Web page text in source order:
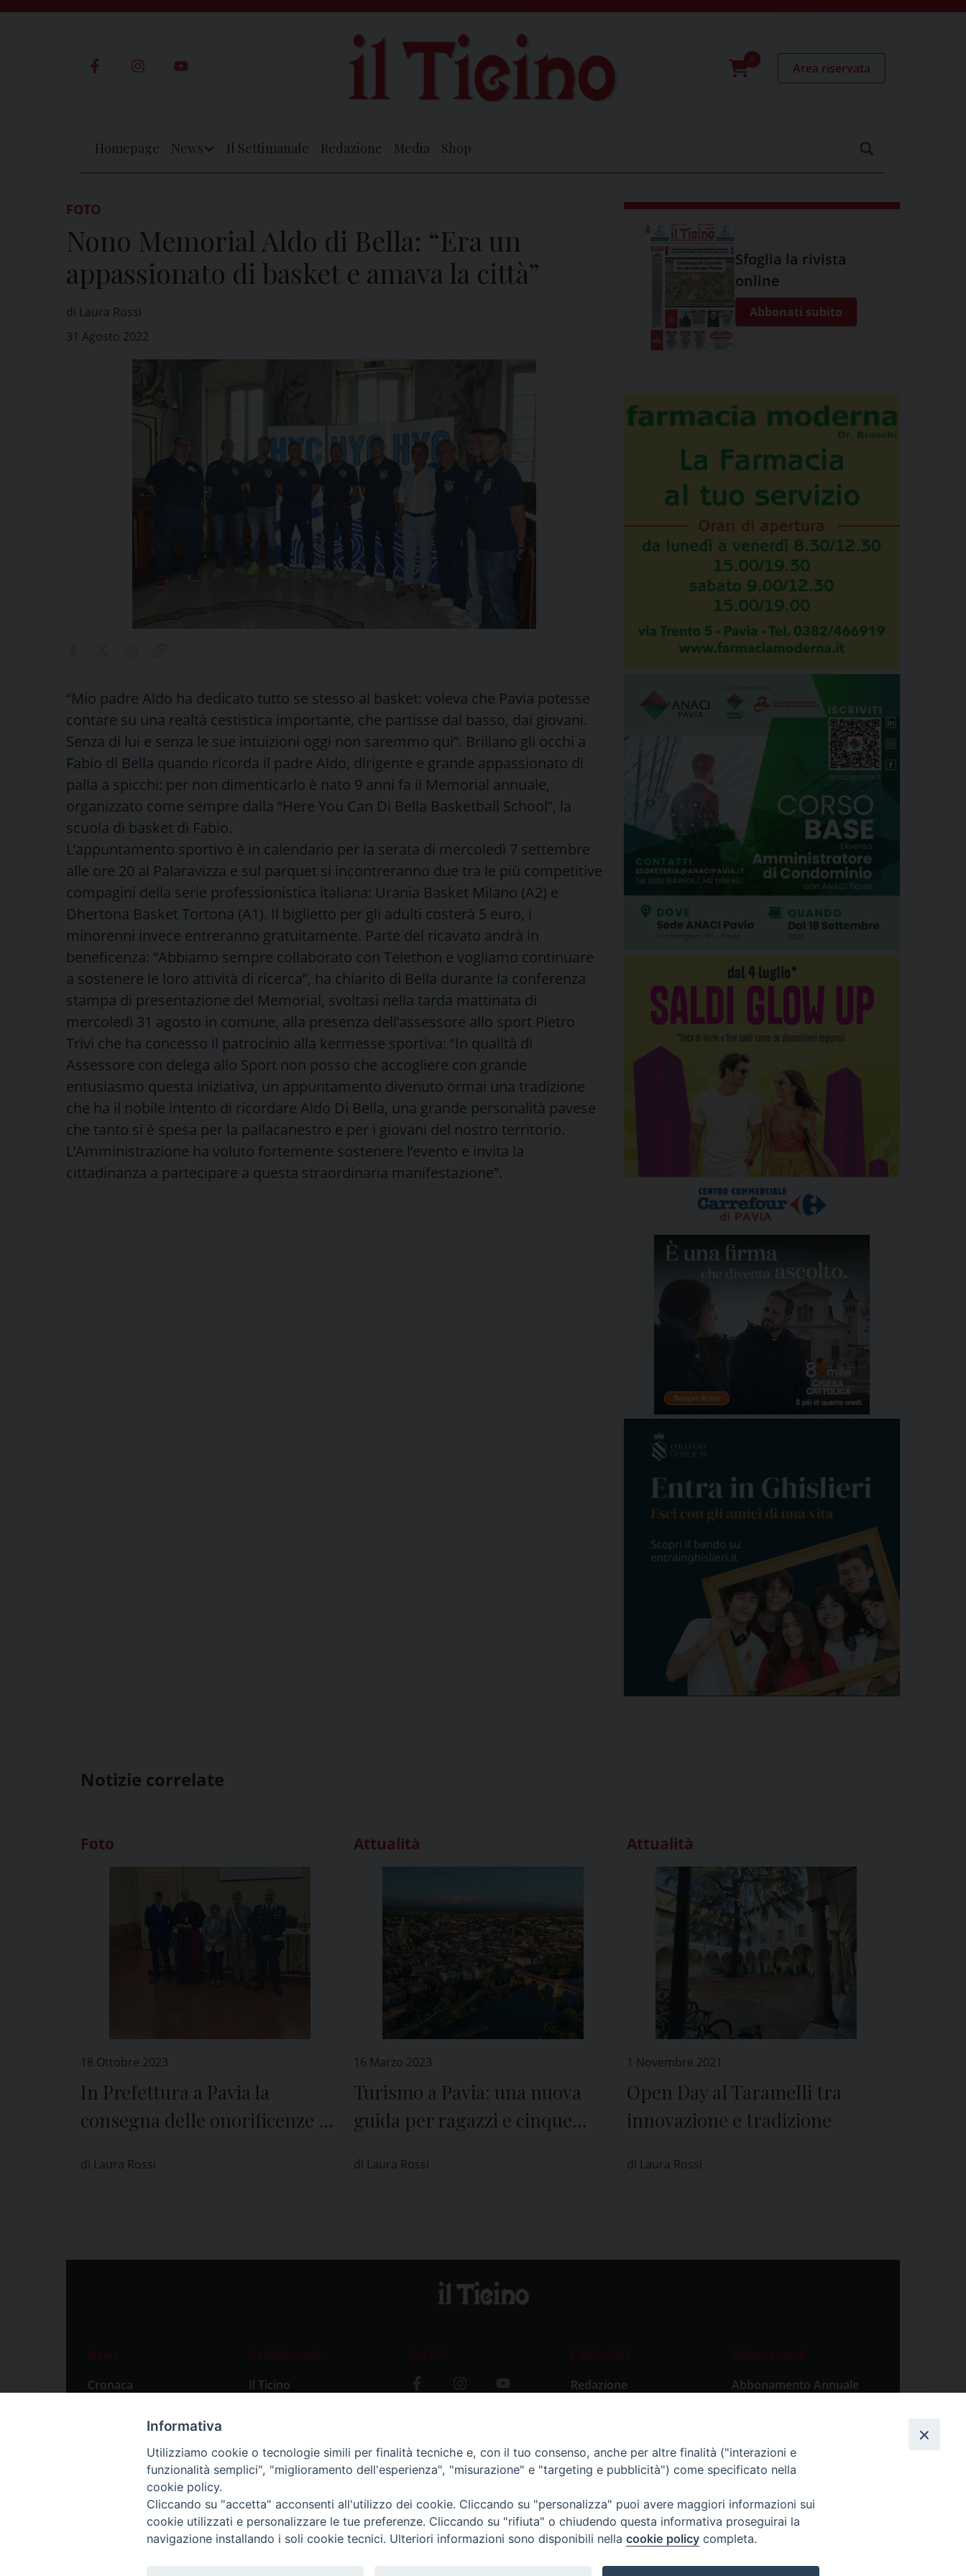
0
Area riservata
Homepage News Il Settimanale Redazione Media Shop
FOTO
Nono Memorial Aldo di Bella: “Era un
appassionato di basket e amava la città”
di Laura Rossi
31 Agosto 2022
“Mio padre Aldo ha dedicato tutto se stesso al basket: voleva che Pavia potesse
contare su una realtà cestistica importante, che partisse dal basso, dai giovani.
Senza di lui e senza le sue intuizioni oggi non saremmo qui”. Brillano gli occhi a
Fabio di Bella quando ricorda il padre Aldo, dirigente e grande appassionato di
palla a spicchi: per non dimenticarlo è nato 9 anni fa il Memorial annuale,
organizzato come sempre dalla “Here You Can Di Bella Basketball School”, la
scuola di basket di Fabio.
L’appuntamento sportivo è in calendario per la serata di mercoledì 7 settembre
alle ore 20 al Palaravizza e sul parquet si incontreranno due tra le più competitive
compagini della serie professionistica italiana: Urania Basket Milano (A2) e
Dhertona Basket Tortona (A1). Il biglietto per gli adulti costerà 5 euro, i
minorenni invece entreranno gratuitamente. Parte del ricavato andrà in
beneficenza: “Abbiamo sempre collaborato con Telethon e vogliamo continuare
a sostenere le loro attività di ricerca”, ha chiarito di Bella durante la conferenza
stampa di presentazione del Memorial, svoltasi nella tarda mattinata di
mercoledì 31 agosto in comune, alla presenza dell’assessore allo sport Pietro
Trivi che ha concesso il patrocinio alla kermesse sportiva: “In qualità di
Assessore con delega allo Sport non posso che accogliere con grande
entusiasmo questa iniziativa, un appuntamento divenuto ormai una tradizione
che ha il nobile intento di ricordare Aldo Di Bella, una grande personalità pavese
che tanto si è spesa per la pallacanestro e per i giovani del nostro territorio.
L’Amministrazione ha voluto fortemente sostenere l’evento e invita la
cittadinanza a partecipare a questa straordinaria manifestazione”.
Sfoglia la rivista
online
Abbonati subito
Notizie correlate
Foto
18 Ottobre 2023
In Prefettura a Pavia la
consegna delle onorificenze al
provinciale della Guardia di
di Laura Rossi
Attualità
16 Marzo 2023
Turismo a Pavia: una nuova
guida per ragazzi e cinque
di Laura Rossi
Attualità
1 Novembre 2021
Open Day al Taramelli tra
innovazione e tradizione
di Laura Rossi
News
Cronaca
Primo Piano
Il settimanale
Il Ticino
Social
L’editoriale
Redazione
Abbonamenti
Abbonamento Annuale
Abbonamento Singola
Informativa
Utilizziamo cookie o tecnologie simili per finalità tecniche e, con il tuo consenso, anche per altre finalità ("interazioni e
funzionalità semplici", "miglioramento dell'esperienza", "misurazione" e "targeting e pubblicità") come specificato nella
cookie policy.
Cliccando su "accetta" acconsenti all'utilizzo dei cookie. Cliccando su "personalizza" puoi avere maggiori informazioni sui
cookie utilizzati e personalizzare le tue preferenze. Cliccando su "rifiuta" o chiudendo questa informativa proseguirai la
navigazione installando i soli cookie tecnici. Ulteriori informazioni sono disponibili nella cookie policy completa.